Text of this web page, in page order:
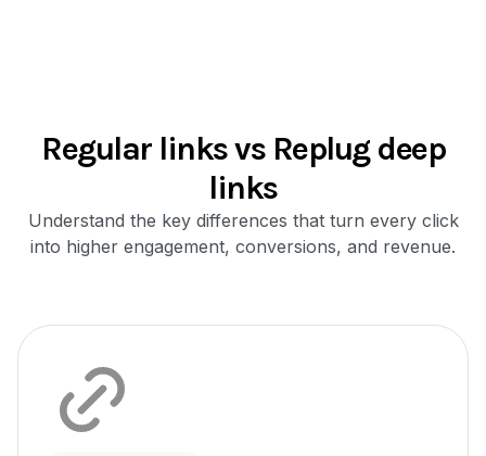
Regular links vs Replug deep
links
Understand the key differences that turn every click
into higher engagement, conversions, and revenue.